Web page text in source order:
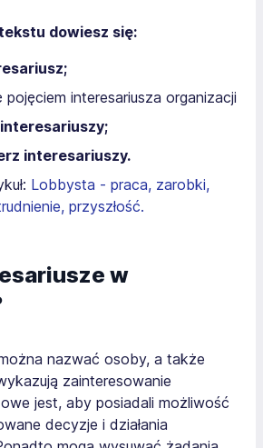
dowiesz się:
interesariusza organizacji
interesariuszy;
interesariuszy.
Lobbysta - praca, zarobki,
przyszłość.
w
nazwać osoby, a także
zainteresowanie
jest, aby posiadali możliwość
decyzje i działania